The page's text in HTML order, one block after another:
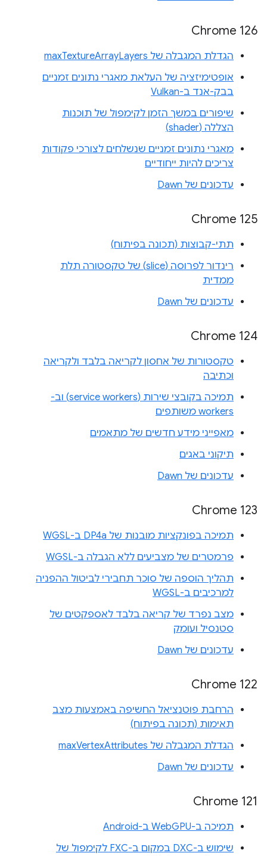
Chrome 126
הגדלת המגבלה של maxTextureArrayLayers
אופטימיזציה של העלאת מאגרי נתונים זמניים
בבק-אנד ב-Vulkan
שיפורים במשך הזמן לקימפול של תוכנות
הצללה (shader)
מאגרי נתונים זמניים שנשלחים לצורכי פקודות
צריכים להיות ייחודיים
עדכונים של Dawn
‫Chrome 125
תתי-קבוצות (תכונה בפיתוח)
רינדור לפרוסה (slice) של טקסטורה תלת
ממדית
עדכונים של Dawn
Chrome 124
טקסטורות של אחסון לקריאה בלבד ולקריאה
וכתיבה
תמיכה בקובצי שירות (service workers) וב-
workers משותפים
מאפייני מידע חדשים של מתאמים
תיקוני באגים
עדכונים של Dawn
Chrome 123
תמיכה בפונקציות מובנות של DP4a ב-WGSL
פרמטרים של מצביעים ללא הגבלה ב-WGSL
תהליך הוספה של סוכר תחבירי לביטול ההפניה
למרכיבים ב-WGSL
מצב נפרד של קריאה בלבד לאספקטים של
סטנסיל ועומק
עדכונים של Dawn
Chrome 122
הרחבת פוטנציאל החשיפה באמצעות מצב
תאימות (תכונה בפיתוח)
הגדלת המגבלה של maxVertexAttributes
עדכונים של Dawn
Chrome 121
תמיכה ב-WebGPU ב-Android
שימוש ב-DXC במקום ב-FXC לקימפול של